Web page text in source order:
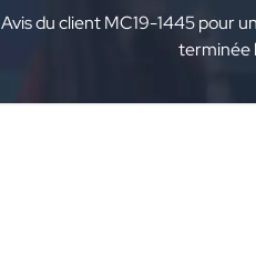
Avis du client MC19-1445 pour
terminée